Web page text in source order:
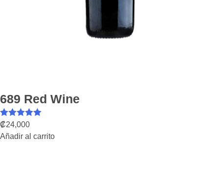
689 Red Wine
Valorado con
5.00de 5
₡24,000
Añadir al carrito